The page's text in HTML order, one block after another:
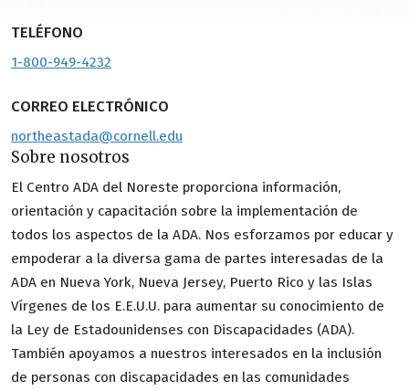
TELÉFONO
1-800-949-4232
CORREO ELECTRÓNICO
northeastada@cornell.edu
Sobre nosotros
El Centro ADA del Noreste proporciona información,
orientación y capacitación sobre la implementación de
todos los aspectos de la ADA. Nos esforzamos por educar y
empoderar a la diversa gama de partes interesadas de la
ADA en Nueva York, Nueva Jersey, Puerto Rico y las Islas
Vírgenes de los E.E.U.U. para aumentar su conocimiento de
la Ley de Estadounidenses con Discapacidades (ADA).
También apoyamos a nuestros interesados en la inclusión
de personas con discapacidades en las comunidades